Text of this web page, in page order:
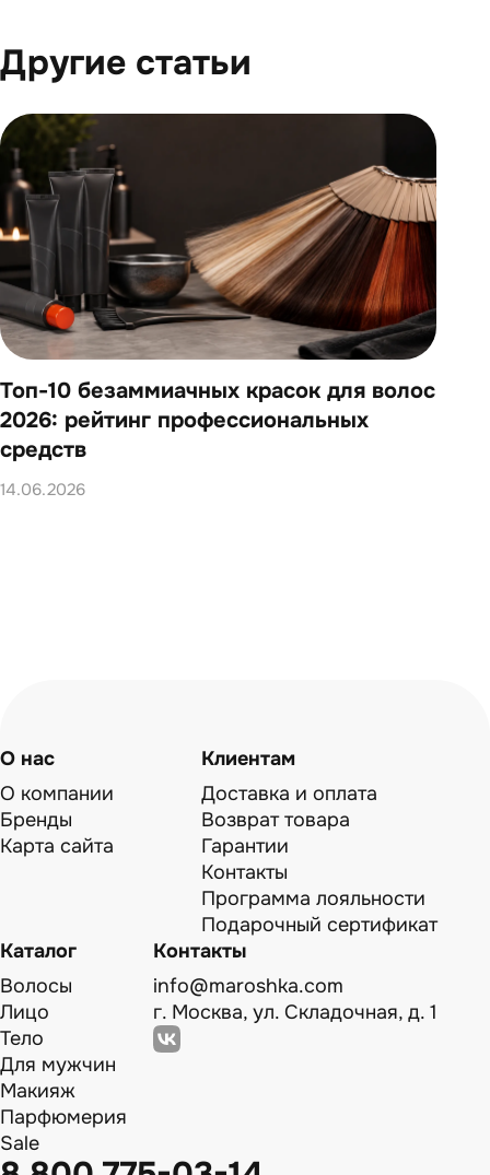
Другие статьи
Топ-10 безаммиачных красок для волос
2026: рейтинг профессиональных
средств
14.06.2026
О нас
О компании
Бренды
Карта сайта
Клиентам
Доставка и оплата
Возврат товара
Гарантии
Контакты
Программа лояльности
Подарочный сертификат
Каталог
Волосы
Лицо
Тело
Для мужчин
Макияж
Парфюмерия
Sale
Контакты
info@maroshka.com
г. Москва, ул. Складочная, д. 1